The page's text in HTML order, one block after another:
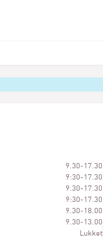
9.30-17.30
9:30-17.30
9.30-17.30
9:30-17.30
9.30-18.00
9.30-13.00
Lukket